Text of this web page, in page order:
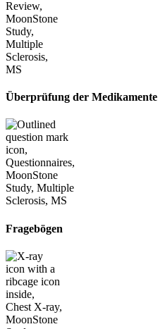
Überprüfung der Medikamente
Fragebögen